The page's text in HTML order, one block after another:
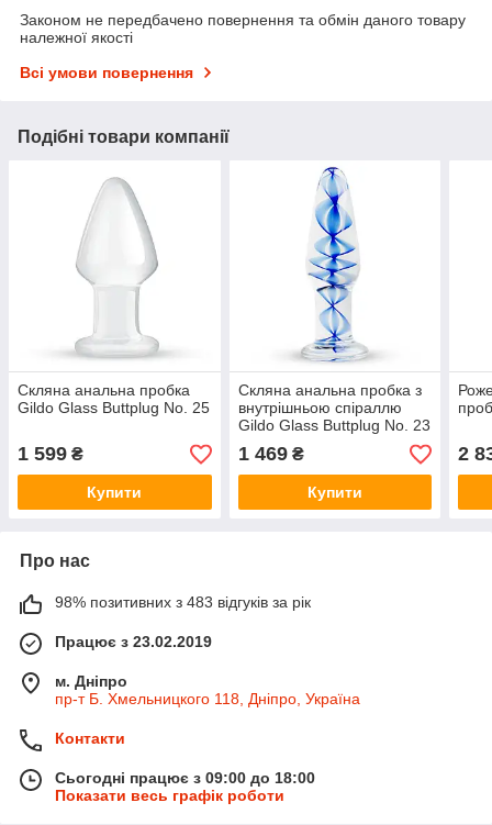
Законом не передбачено повернення та обмін даного товару
належної якості
Всі умови повернення
Подібні товари компанії
Скляна анальна пробка
Gildo Glass Buttplug No. 25
1 599 ₴
Купити
Скляна анальна пробка з
внутрішньою спіраллю
Gildo Glass Buttplug No. 23
1 469₴
Купити
2
Про нас
98% позитивних з 483 відгуків за рік
Працює з 23.02.2019
м. Дніпро
пр-т Б. Хмельницкого 118, Дніпро, Україна
Контакти
Сьогодні працює з 09:00 до 18:00
Показати весь графік роботи